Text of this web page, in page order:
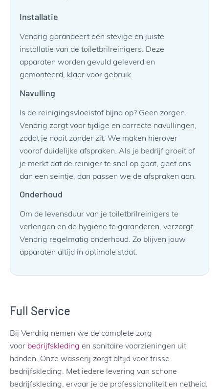
Installatie
Vendrig garandeert een stevige en juiste
installatie van de toiletbrilreinigers. Deze
apparaten worden gevuld geleverd en
gemonteerd, klaar voor gebruik.
Navulling
Is de reinigingsvloeistof bijna op? Geen zorgen.
Vendrig zorgt voor tijdige en correcte navullingen,
zodat je nooit zonder zit. We maken hierover
vooraf duidelijke afspraken. Als je bedrijf groeit of
je merkt dat de reiniger te snel op gaat, geef ons
dan een seintje, dan passen we de afspraken aan.
Onderhoud
Om de levensduur van je toiletbrilreinigers te
verlengen en de hygiëne te garanderen, verzorgt
Vendrig regelmatig onderhoud. Zo blijven jouw
apparaten altijd in optimale staat.
Full Service
Bij Vendrig nemen we de complete zorg
voor bedrijfskleding en sanitaire voorzieningen uit
handen. Onze wasserij zorgt altijd voor frisse
bedrijfskleding. Met iedere levering van schone
bedrijfskleding, ervaar je de professionaliteit en netheid.